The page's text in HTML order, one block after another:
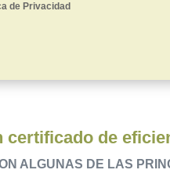
de Privacidad
certificado de
ALGUNAS DE LAS